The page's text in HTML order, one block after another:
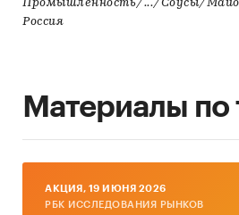
Промышленность/.../Соусы/
Россия
Материалы по
AКЦИЯ, 19 ИЮНЯ 2026
РБК ИССЛЕДОВАНИЯ РЫНКОВ